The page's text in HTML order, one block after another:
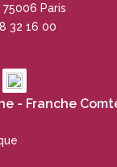
Paris
32 16 00
- Franche